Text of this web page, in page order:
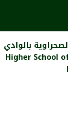
بالوادي
Higher School